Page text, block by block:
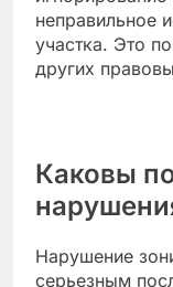
неправильное
участка. Это
других
Каковы
Нарушение
серьезным